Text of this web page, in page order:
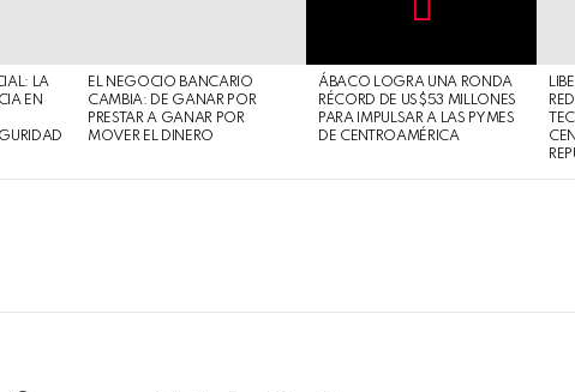
LA
EN
EL NEGOCIO BANCARIO
CAMBIA: DE GANAR POR
PRESTAR A GANAR POR
MOVER EL DINERO
Safe
For
Work
view
this
post
ÁBACO LOGRA UNA RONDA
RÉCORD DE US$53 MILLONES
PARA IMPULSAR A LAS PYMES
DE CENTROAMÉRICA